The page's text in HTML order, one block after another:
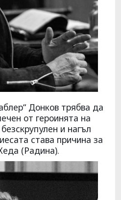
Донков трябва да
от героинята на
и нагъл
става причина за
(Радина).